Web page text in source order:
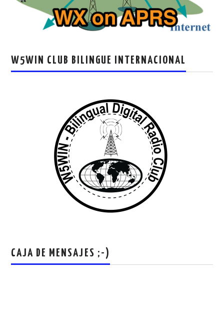
W5WIN CLUB BILINGUE INTERNACIONAL
CAJA DE MENSAJES ;-)